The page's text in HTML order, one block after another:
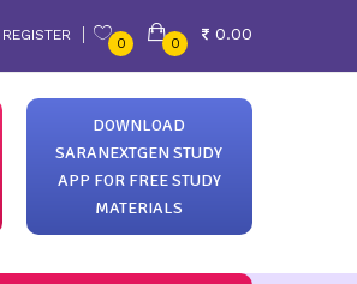
REGISTER
0 0
0.00
DOWNLOAD
SARANEXTGEN STUDY
APP FOR FREE STUDY
MATERIALS